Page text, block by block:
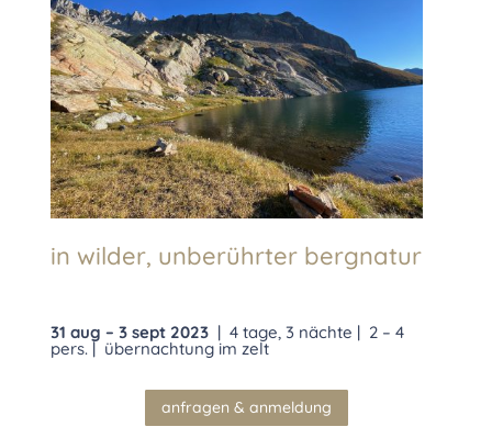
in wilder, unberührter bergnatur
31 aug – 3 sept 2023| 4 tage, 3 nächte | 2 – 4
pers. | übernachtung im zelt
anfragen & anmeldung